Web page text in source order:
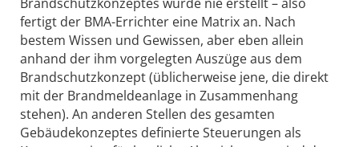
fertigt der BMA-Errichter eine Matrix an. Nach
bestem Wissen und Gewissen, aber eben allein
anhand der ihm vorgelegten Auszüge aus dem
Brandschutzkonzept (üblicherweise jene, die direkt
mit der Brandmeldeanlage in Zusammenhang
stehen). An anderen Stellen des gesamten
Gebäudekonzeptes definierte Steuerungen als